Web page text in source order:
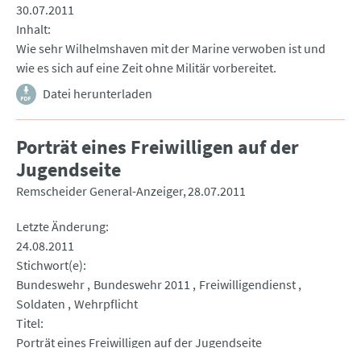
30.07.2011
Inhalt
Wie sehr Wilhelmshaven mit der Marine verwoben ist und
wie es sich auf eine Zeit ohne Militär vorbereitet.
Datei herunterladen
Porträt eines Freiwilligen auf der
Jugendseite
Remscheider General-Anzeiger 28.07.2011
Letzte Änderung
24.08.2011
Stichwort(e)
Bundeswehr Bundeswehr 2011
Freiwilligendienst
Soldaten Wehrpflicht
Titel
Porträt eines Freiwilligen auf der Jugendseite